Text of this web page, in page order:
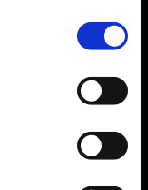
先導付き試乗会と
用ギアはご持参く
装備の方の試乗を
変更となる場合が
場合があります。